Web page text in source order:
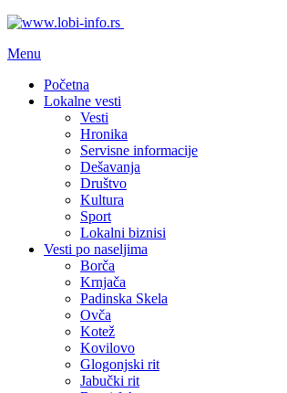
Menu
Početna
Lokalne vesti
Vesti
Hronika
Servisne informacije
Dešavanja
Društvo
Kultura
Sport
Lokalni biznisi
Vesti po naseljima
Borča
Krnjača
Padinska Skela
Ovča
Kotež
Kovilovo
Glogonjski rit
Jabučki rit